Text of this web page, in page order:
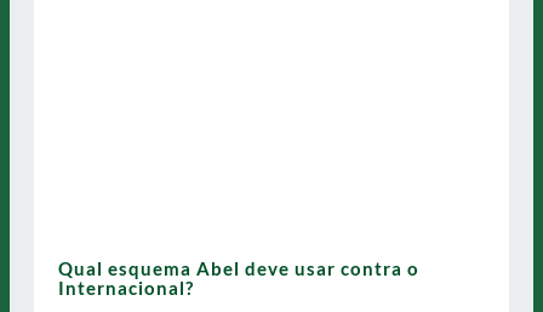
Qual esquema Abel deve usar contra o
Internacional?